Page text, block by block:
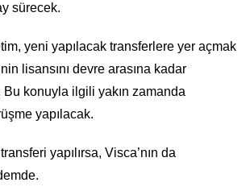
sürecek.
yeni yapılacak transferlere yer açmak
lisansını devre arasına kadar
konuyla ilgili yakın zamanda
yapılacak.
yapılırsa, Visca’nın da